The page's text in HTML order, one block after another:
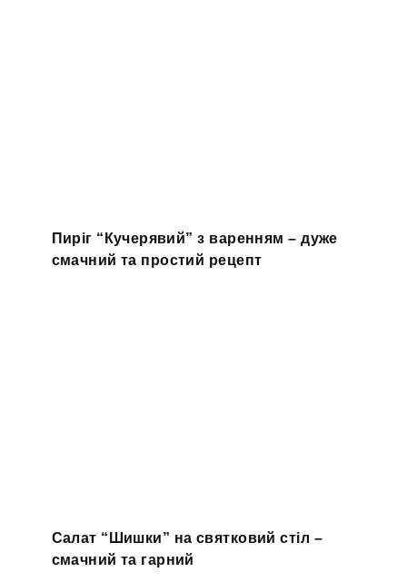
Пиріг “Кучерявий” з варенням – дуже
смачний та простий рецепт
Салат “Шишки” на святковий стіл –
смачний та гарний